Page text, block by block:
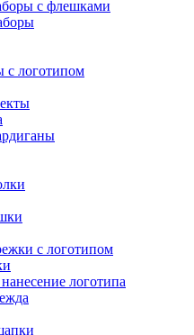
с флешками
логотипом
с логотипом
логотипа